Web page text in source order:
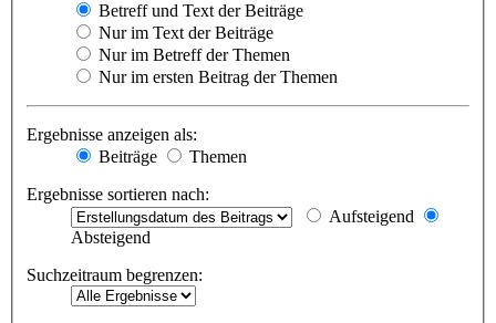
Betreff und Text der Beiträge
Nur im Text der Beiträge
Nur im Betreff der Themen
Nur im ersten Beitrag der Themen
Ergebnisse anzeigen als:
Beiträge
Themen
Ergebnisse sortieren nach:
Aufsteigend
Absteigend
Suchzeitraum begrenzen: